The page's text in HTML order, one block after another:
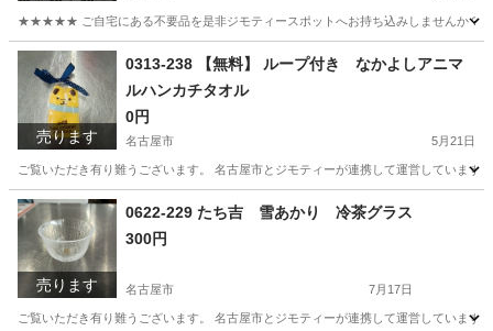
★★★★★ ご自宅にある不要品を是非ジモティースポットへお持ち込みしませんか？
愛知 名古屋市 ソーダストリーム
売ります
0313-238 【無料】 ループ付き なかよしアニマ
ルハンカチタオル
0円
名古屋市 5月21日
ご覧いただき有り難うございます。 名古屋市とジモティーが連携して運営していま
愛知 名古屋市 服/ファッション
売ります
0622-229 たち吉 雪あかり 冷茶グラス
300円
名古屋市 7月17日
ご覧いただき有り難うございます。 名古屋市とジモティーが連携して運営してい